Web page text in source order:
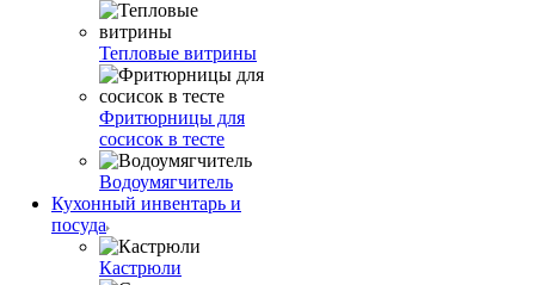
Тепловые витрины
Фритюрницы для
сосисок в тесте
Водоумягчитель
Кухонный инвентарь и
посуда
Кастрюли